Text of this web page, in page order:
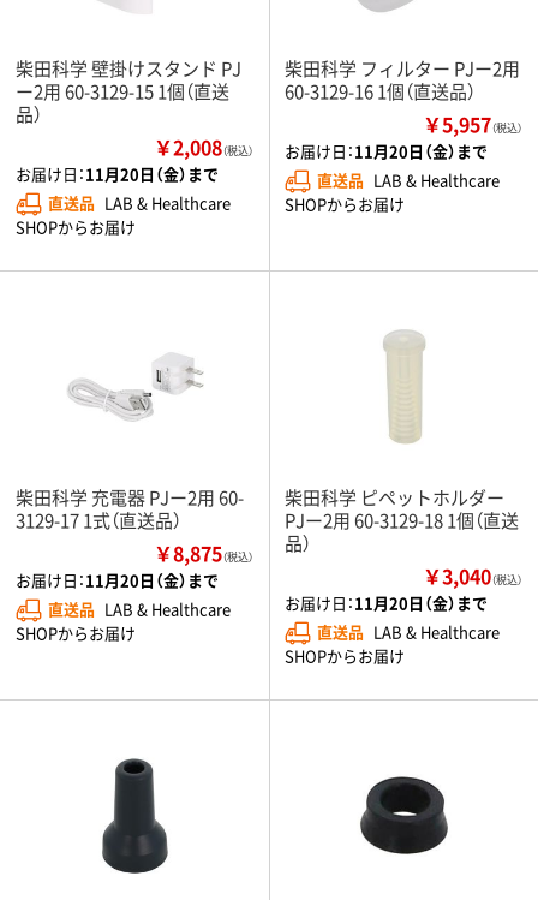
柴田科学 壁掛けスタンド PJ
ー2用 60-3129-15 1個（直送
品）
￥2,008（税込）
お届け日：11月20日（金）まで
直送品 LAB & Healthcare
SHOPからお届け
柴田科学 フィルター PJー2用
60-3129-16 1個（直送品）
￥5,957（税込）
お届け日：11月20日（金）まで
直送品 LAB & Healthcare
SHOPからお届け
柴田科学 充電器 PJー2用 60-
3129-17 1式（直送品）
￥8,875（税込）
お届け日：11月20日（金）まで
直送品 LAB & Healthcare
SHOPからお届け
柴田科学 ピペットホルダー
PJー2用 60-3129-18 1個（直送
品）
￥3,040（税込）
お届け日：11月20日（金）まで
直送品 LAB & Healthcare
SHOPからお届け